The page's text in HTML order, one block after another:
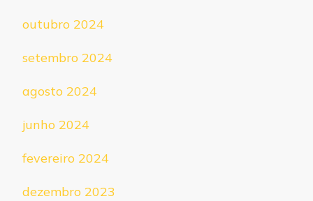
outubro 2024
setembro 2024
agosto 2024
junho 2024
fevereiro 2024
dezembro 2023